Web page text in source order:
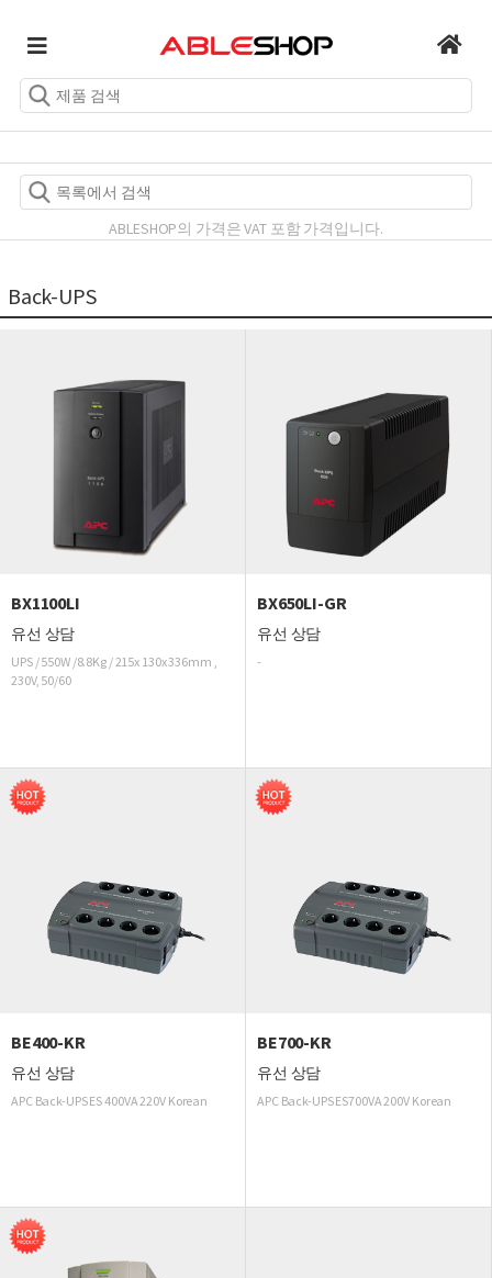
ABLESHOP의 가격은 VAT 포함 가격입니다.
Back-UPS
BX1100LI
유선 상담
UPS / 550W /8.8Kg / 215x 130x 336mm ,
230V, 50/60
BX650LI-GR
유선 상담
-
BE400-KR
유선 상담
APC Back-UPS ES 400VA 220V Korean
BE700-KR
유선 상담
APC Back-UPS ES700VA 200V Korean